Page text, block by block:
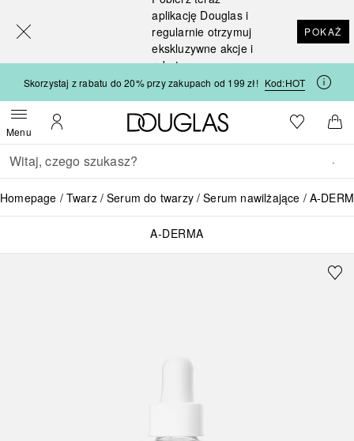
aplikację Douglas i
regularnie otrzymuj
ekskluzywne akcje i
rabaty
POKAŻ
Skorzystaj z rabatu do 20% przy zakupach od 199 zł! Kod:HOT
MenuOtwórz menuMoje konto
Strona główna Douglas
Do listyDo
Wracać
Wykonaj wyszukiwanie
Homepage Twarz Serum do twarzy Serum nawilżające A-
A-DERMA
[navigation.slideout.screenreader]